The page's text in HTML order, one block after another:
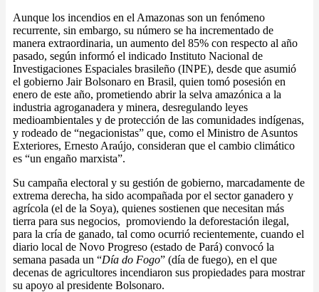
Aunque los incendios en el Amazonas son un fenómeno
recurrente, sin embargo, su número se ha incrementado de
manera extraordinaria, un aumento del 85% con respecto al año
pasado, según informó el indicado Instituto Nacional de
Investigaciones Espaciales brasileño (INPE), desde que asumió
el gobierno Jair Bolsonaro en Brasil, quien tomó posesión en
enero de este año, prometiendo abrir la selva amazónica a la
industria agroganadera y minera, desregulando leyes
medioambientales y de protección de las comunidades indígenas,
y rodeado de “negacionistas” que, como el Ministro de Asuntos
Exteriores, Ernesto Araújo, consideran que el cambio climático
es “un engaño marxista”.
Su campaña electoral y su gestión de gobierno, marcadamente de
extrema derecha, ha sido acompañada por el sector ganadero y
agrícola (el de la Soya), quienes sostienen que necesitan más
tierra para sus negocios, promoviendo la deforestación ilegal,
para la cría de ganado, tal como ocurrió recientemente, cuando el
diario local de Novo Progreso (estado de Pará) convocó la
semana pasada un “Día do Fogo” (día de fuego), en el que
decenas de agricultores incendiaron sus propiedades para mostrar
su apoyo al presidente Bolsonaro.